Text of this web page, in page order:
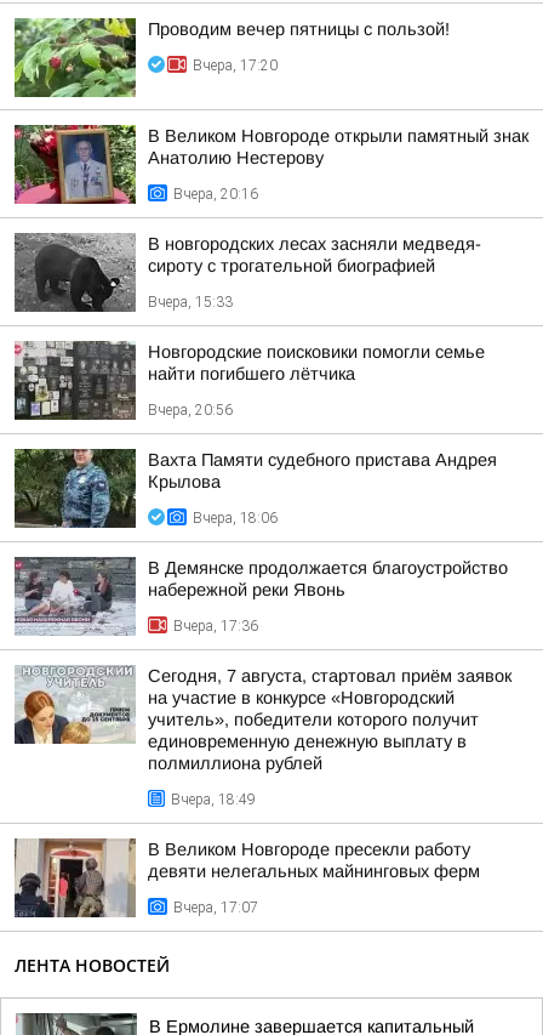
Проводим вечер пятницы с пользой!
Вчера, 17:20
В Великом Новгороде открыли памятный знак
Анатолию Нестерову
Вчера, 20:16
В новгородских лесах засняли медведя-
сироту с трогательной биографией
Вчера, 15:33
Новгородские поисковики помогли семье
найти погибшего лётчика
Вчера, 20:56
Вахта Памяти судебного пристава Андрея
Крылова
Вчера, 18:06
В Демянске продолжается благоустройство
набережной реки Явонь
Вчера, 17:36
Сегодня, 7 августа, стартовал приём заявок
на участие в конкурсе «Новгородский
учитель», победители которого получит
единовременную денежную выплату в
полмиллиона рублей
Вчера, 18:49
В Великом Новгороде пресекли работу
девяти нелегальных майнинговых ферм
Вчера, 17:07
ЛЕНТА НОВОСТЕЙ
В Ермолине завершается капитальный